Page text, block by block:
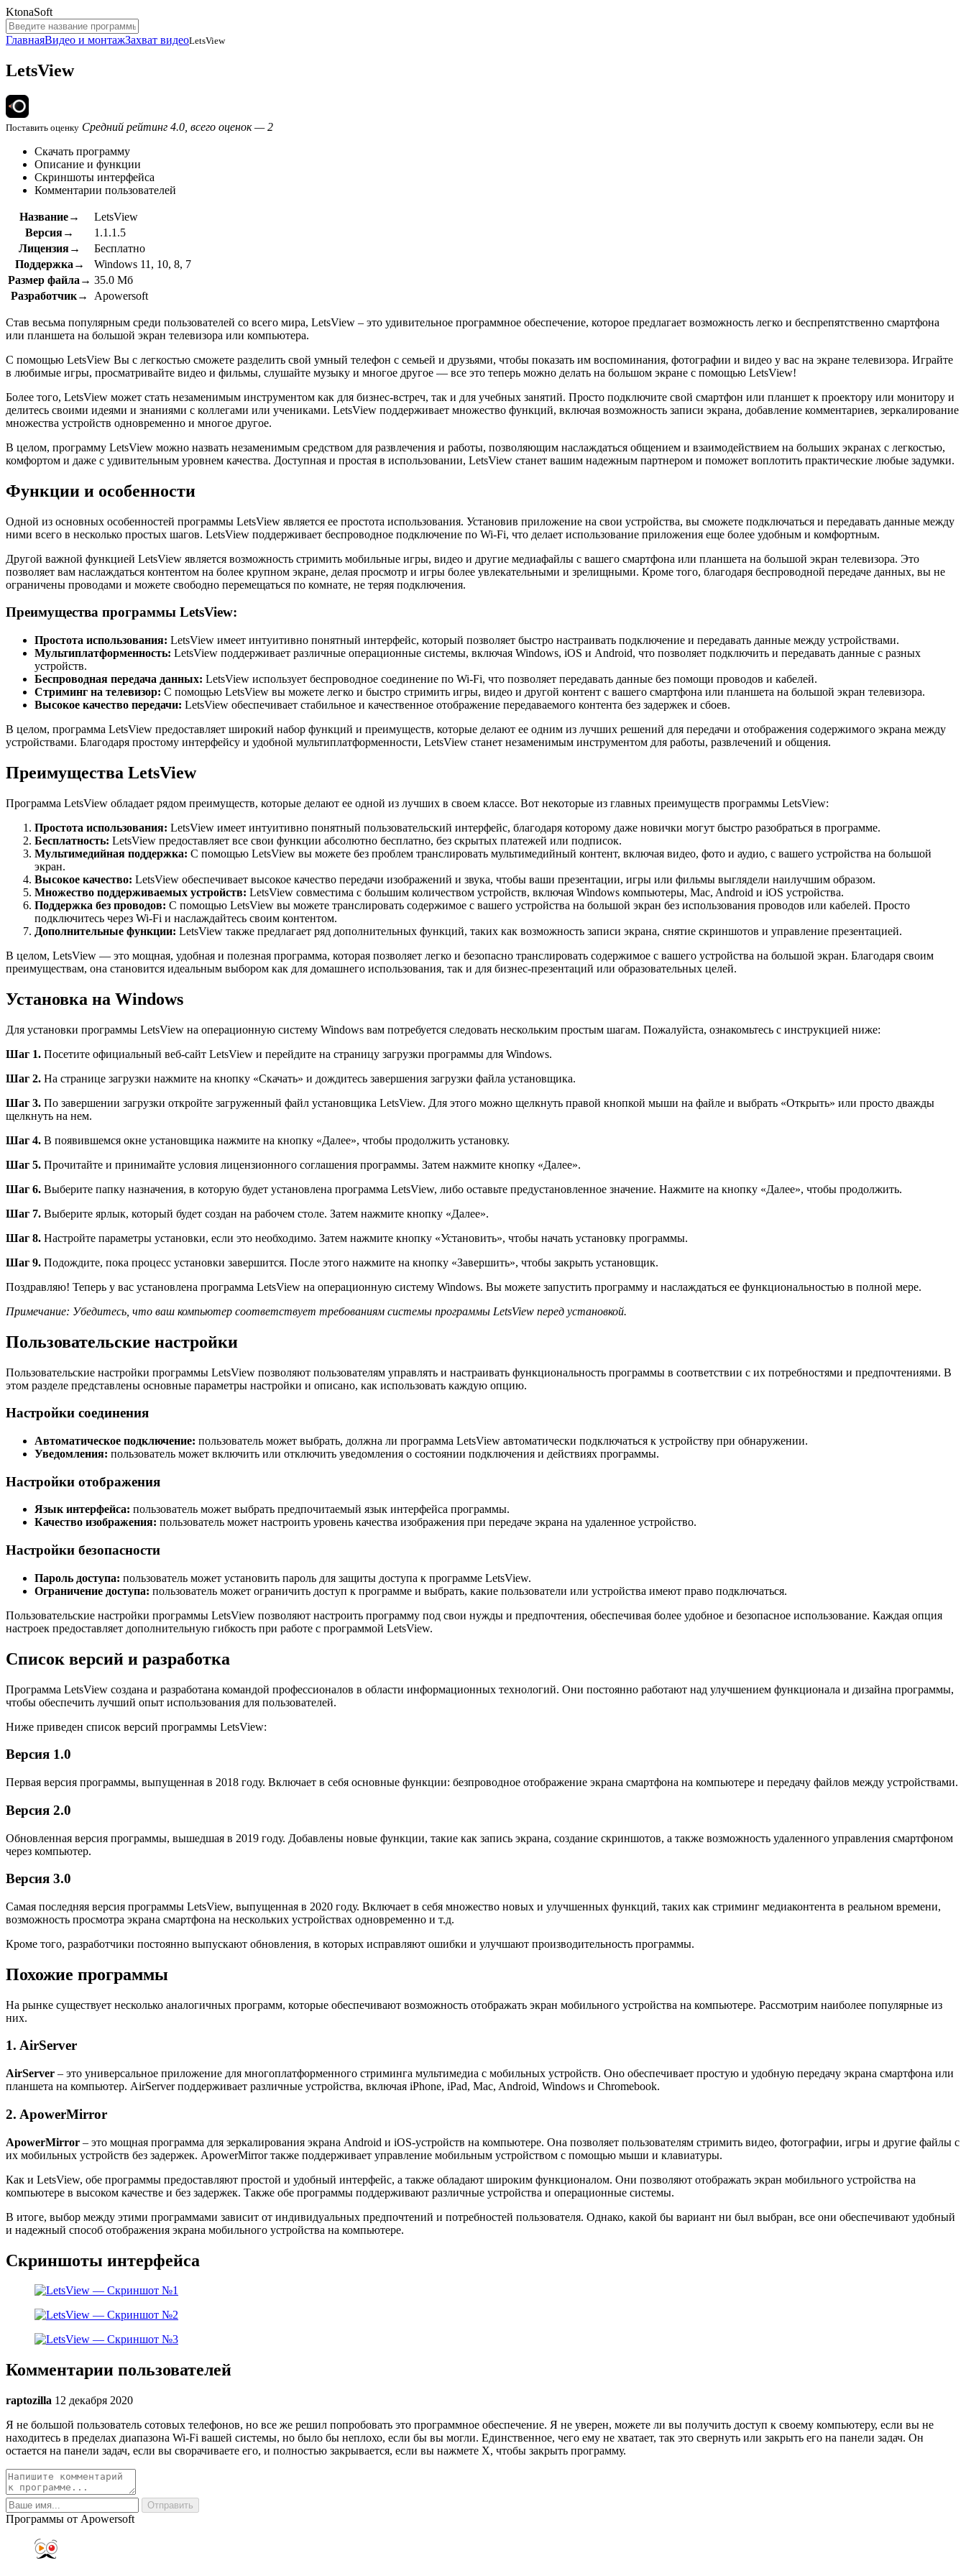
KtonaSoft
ГлавнаяВидео и монтажЗахват видеоLetsView
LetsView
Поставить оценку Средний рейтинг 4.0, всего оценок — 2
Скачать программу
Описание и функции
Скриншоты интерфейса
Комментарии пользователей
Название→
LetsView
Версия→
1.1.1.5
Лицензия→
Бесплатно
Поддержка→
Windows 11, 10, 8, 7
Размер файла→ 35.0 Мб
Разработчик→
Apowersoft
Став весьма популярным среди пользователей со всего мира, LetsView – это удивительное программное обеспечение, которое предлагает возможность легко и беспрепятственно смартфона
или планшета на большой экран телевизора или компьютера.
С помощью LetsView Вы с легкостью сможете разделить свой умный телефон с семьей и друзьями, чтобы показать им воспоминания, фотографии и видео у вас на экране телевизора. Играйте
в любимые игры, просматривайте видео и фильмы, слушайте музыку и многое другое — все это теперь можно делать на большом экране с помощью LetsView!
Более того, LetsView может стать незаменимым инструментом как для бизнес-встреч, так и для учебных занятий. Просто подключите свой смартфон или планшет к проектору или монитору и
делитесь своими идеями и знаниями с коллегами или учениками. LetsView поддерживает множество функций, включая возможность записи экрана, добавление комментариев, зеркалирование
множества устройств одновременно и многое другое.
В целом, программу LetsView можно назвать незаменимым средством для развлечения и работы, позволяющим наслаждаться общением и взаимодействием на больших экранах с легкостью,
комфортом и даже с удивительным уровнем качества. Доступная и простая в использовании, LetsView станет вашим надежным партнером и поможет воплотить практические любые задумки.
Функции и особенности
Одной из основных особенностей программы LetsView является ее простота использования. Установив приложение на свои устройства, вы сможете подключаться и передавать данные между
ними всего в несколько простых шагов. LetsView поддерживает беспроводное подключение по Wi-Fi, что делает использование приложения еще более удобным и комфортным.
Другой важной функцией LetsView является возможность стримить мобильные игры, видео и другие медиафайлы с вашего смартфона или планшета на большой экран телевизора. Это
позволяет вам наслаждаться контентом на более крупном экране, делая просмотр и игры более увлекательными и зрелищными. Кроме того, благодаря беспроводной передаче данных, вы не
ограничены проводами и можете свободно перемещаться по комнате, не теряя подключения.
Преимущества программы LetsView:
Простота использования: LetsView имеет интуитивно понятный интерфейс, который позволяет быстро настраивать подключение и передавать данные между устройствами.
Мультиплатформенность: LetsView поддерживает различные операционные системы, включая Windows, iOS и Android, что позволяет подключить и передавать данные с разных
устройств.
Беспроводная передача данных: LetsView использует беспроводное соединение по Wi-Fi, что позволяет передавать данные без помощи проводов и кабелей.
Стриминг на телевизор: С помощью LetsView вы можете легко и быстро стримить игры, видео и другой контент с вашего смартфона или планшета на большой экран телевизора.
Высокое качество передачи: LetsView обеспечивает стабильное и качественное отображение передаваемого контента без задержек и сбоев.
В целом, программа LetsView предоставляет широкий набор функций и преимуществ, которые делают ее одним из лучших решений для передачи и отображения содержимого экрана между
устройствами. Благодаря простому интерфейсу и удобной мультиплатформенности, LetsView станет незаменимым инструментом для работы, развлечений и общения.
Преимущества LetsView
Программа LetsView обладает рядом преимуществ, которые делают ее одной из лучших в своем классе. Вот некоторые из главных преимуществ программы LetsView:
Простота использования: LetsView имеет интуитивно понятный пользовательский интерфейс, благодаря которому даже новички могут быстро разобраться в программе.
Бесплатность: LetsView предоставляет все свои функции абсолютно бесплатно, без скрытых платежей или подписок.
Мультимедийная поддержка: С помощью LetsView вы можете без проблем транслировать мультимедийный контент, включая видео, фото и аудио, с вашего устройства на большой
экран.
Высокое качество: LetsView обеспечивает высокое качество передачи изображений и звука, чтобы ваши презентации, игры или фильмы выглядели наилучшим образом.
Множество поддерживаемых устройств: LetsView совместима с большим количеством устройств, включая Windows компьютеры, Mac, Android и iOS устройства.
Поддержка без проводов: С помощью LetsView вы можете транслировать содержимое с вашего устройства на большой экран без использования проводов или кабелей. Просто
подключитесь через Wi-Fi и наслаждайтесь своим контентом.
Дополнительные функции: LetsView также предлагает ряд дополнительных функций, таких как возможность записи экрана, снятие скриншотов и управление презентацией.
В целом, LetsView — это мощная, удобная и полезная программа, которая позволяет легко и безопасно транслировать содержимое с вашего устройства на большой экран. Благодаря своим
преимуществам, она становится идеальным выбором как для домашнего использования, так и для бизнес-презентаций или образовательных целей.
Установка на Windows
Для установки программы LetsView на операционную систему Windows вам потребуется следовать нескольким простым шагам. Пожалуйста, ознакомьтесь с инструкцией ниже:
Шаг 1. Посетите официальный веб-сайт LetsView и перейдите на страницу загрузки программы для Windows.
Шаг 2. На странице загрузки нажмите на кнопку «Скачать» и дождитесь завершения загрузки файла установщика.
Шаг 3. По завершении загрузки откройте загруженный файл установщика LetsView. Для этого можно щелкнуть правой кнопкой мыши на файле и выбрать «Открыть» или просто дважды
щелкнуть на нем.
Шаг 4. В появившемся окне установщика нажмите на кнопку «Далее», чтобы продолжить установку.
Шаг 5. Прочитайте и принимайте условия лицензионного соглашения программы. Затем нажмите кнопку «Далее».
Шаг 6. Выберите папку назначения, в которую будет установлена программа LetsView, либо оставьте предустановленное значение. Нажмите на кнопку «Далее», чтобы продолжить.
Шаг 7. Выберите ярлык, который будет создан на рабочем столе. Затем нажмите кнопку «Далее».
Шаг 8. Настройте параметры установки, если это необходимо. Затем нажмите кнопку «Установить», чтобы начать установку программы.
Шаг 9. Подождите, пока процесс установки завершится. После этого нажмите на кнопку «Завершить», чтобы закрыть установщик.
Поздравляю! Теперь у вас установлена программа LetsView на операционную систему Windows. Вы можете запустить программу и наслаждаться ее функциональностью в полной мере.
Примечание: Убедитесь, что ваш компьютер соответствует требованиям системы программы LetsView перед установкой.
Пользовательские настройки
Пользовательские настройки программы LetsView позволяют пользователям управлять и настраивать функциональность программы в соответствии с их потребностями и предпочтениями. В
этом разделе представлены основные параметры настройки и описано, как использовать каждую опцию.
Настройки соединения
Автоматическое подключение: пользователь может выбрать, должна ли программа LetsView автоматически подключаться к устройству при обнаружении.
Уведомления: пользователь может включить или отключить уведомления о состоянии подключения и действиях программы.
Настройки отображения
Язык интерфейса: пользователь может выбрать предпочитаемый язык интерфейса программы.
Качество изображения: пользователь может настроить уровень качества изображения при передаче экрана на удаленное устройство.
Настройки безопасности
Пароль доступа: пользователь может установить пароль для защиты доступа к программе LetsView.
Ограничение доступа: пользователь может ограничить доступ к программе и выбрать, какие пользователи или устройства имеют право подключаться.
Пользовательские настройки программы LetsView позволяют настроить программу под свои нужды и предпочтения, обеспечивая более удобное и безопасное использование. Каждая опция
настроек предоставляет дополнительную гибкость при работе с программой LetsView.
Список версий и разработка
Программа LetsView создана и разработана командой профессионалов в области информационных технологий. Они постоянно работают над улучшением функционала и дизайна программы,
чтобы обеспечить лучший опыт использования для пользователей.
Ниже приведен список версий программы LetsView:
Версия 1.0
Первая версия программы, выпущенная в 2018 году. Включает в себя основные функции: безпроводное отображение экрана смартфона на компьютере и передачу файлов между устройствами.
Версия 2.0
Обновленная версия программы, вышедшая в 2019 году. Добавлены новые функции, такие как запись экрана, создание скриншотов, а также возможность удаленного управления смартфоном
через компьютер.
Версия 3.0
Самая последняя версия программы LetsView, выпущенная в 2020 году. Включает в себя множество новых и улучшенных функций, таких как стриминг медиаконтента в реальном времени,
возможность просмотра экрана смартфона на нескольких устройствах одновременно и т.д.
Кроме того, разработчики постоянно выпускают обновления, в которых исправляют ошибки и улучшают производительность программы.
Похожие программы
На рынке существует несколько аналогичных программ, которые обеспечивают возможность отображать экран мобильного устройства на компьютере. Рассмотрим наиболее популярные из
них.
1. AirServer
AirServer – это универсальное приложение для многоплатформенного стриминга мультимедиа с мобильных устройств. Оно обеспечивает простую и удобную передачу экрана смартфона или
планшета на компьютер. AirServer поддерживает различные устройства, включая iPhone, iPad, Mac, Android, Windows и Chromebook.
2. ApowerMirror
ApowerMirror – это мощная программа для зеркалирования экрана Android и iOS-устройств на компьютере. Она позволяет пользователям стримить видео, фотографии, игры и другие файлы с
их мобильных устройств без задержек. ApowerMirror также поддерживает управление мобильным устройством с помощью мыши и клавиатуры.
Как и LetsView, обе программы предоставляют простой и удобный интерфейс, а также обладают широким функционалом. Они позволяют отображать экран мобильного устройства на
компьютере в высоком качестве и без задержек. Также обе программы поддерживают различные устройства и операционные системы.
В итоге, выбор между этими программами зависит от индивидуальных предпочтений и потребностей пользователя. Однако, какой бы вариант ни был выбран, все они обеспечивают удобный
и надежный способ отображения экрана мобильного устройства на компьютере.
Скриншоты интерфейса
Комментарии пользователей
raptozilla 12 декабря 2020
Я не большой пользователь сотовых телефонов, но все же решил попробовать это программное обеспечение. Я не уверен, можете ли вы получить доступ к своему компьютеру, если вы не
находитесь в пределах диапазона Wi-Fi вашей системы, но было бы неплохо, если бы вы могли. Единственное, чего ему не хватает, так это свернуть или закрыть его на панели задач. Он
остается на панели задач, если вы сворачиваете его, и полностью закрывается, если вы нажмете X, чтобы закрыть программу.
Программы от Apowersoft